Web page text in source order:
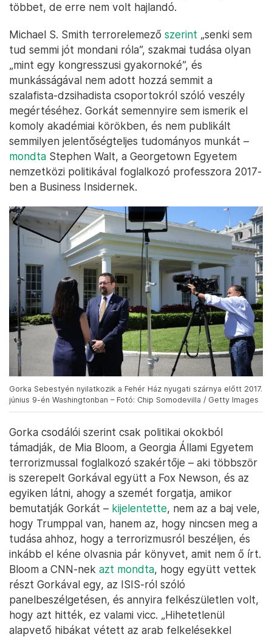
többet, de erre nem volt hajlandó.
Michael S. Smith terrorelemező szerint „senki sem
tud semmi jót mondani róla”, szakmai tudása olyan
„mint egy kongresszusi gyakornoké”, és
munkásságával nem adott hozzá semmit a
szalafista-dzsihadista csoportokról szóló veszély
megértéséhez. Gorkát semennyire sem ismerik el
komoly akadémiai körökben, és nem publikált
semmilyen jelentőségteljes tudományos munkát –
mondta Stephen Walt, a Georgetown Egyetem
nemzetközi politikával foglalkozó professzora 2017-
ben a Business Insidernek.
Gorka Sebestyén nyilatkozik a Fehér Ház nyugati szárnya előtt 2017.
június 9-én Washingtonban – Fotó: Chip Somodevilla / Getty Images
Gorka csodálói szerint csak politikai okokból
támadják, de Mia Bloom, a Georgia Állami Egyetem
terrorizmussal foglalkozó szakértője – aki többször
is szerepelt Gorkával együtt a Fox Newson, és az
egyiken látni, ahogy a szemét forgatja, amikor
bemutatják Gorkát – kijelentette, nem az a baj vele,
hogy Trumppal van, hanem az, hogy nincsen meg a
tudása ahhoz, hogy a terrorizmusról beszéljen, és
inkább el kéne olvasnia pár könyvet, amit nem ő írt.
Bloom a CNN-nek azt mondta, hogy együtt vettek
részt Gorkával egy, az ISIS-ról szóló
panelbeszélgetésen, és annyira felkészületlen volt,
hogy azt hitték, ez valami vicc. „Hihetetlenül
alapvető hibákat vétett az arab felkelésekkel